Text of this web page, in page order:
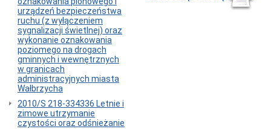
urządzeń bezpieczeństwa
ruchu (z wyłączeniem
sygnalizacji świetlnej) oraz
wykonanie oznakowania
poziomego na drogach
gminnych i wewnętrznych
w granicach
administracyjnych miasta
Wałbrzycha
2010/S 218-334336 Letnie i
zimowe utrzymanie
czystości oraz odśnieżanie